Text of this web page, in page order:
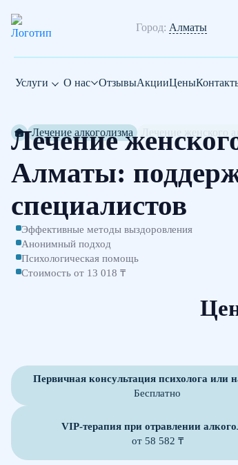
Город: Алматы
Услуги О нас ОтзывыАкцииЦены
Лечение алкоголизма
Лечение
Алматы:
специалистов
Эффективные методы выздоровления
Анонимный подход
Психологическая помощь
Стоимость от 13 018 ₸
Первичная консультация психолога или
Бесплатно
VIP-терапия при отравлении
от 58 582 ₸